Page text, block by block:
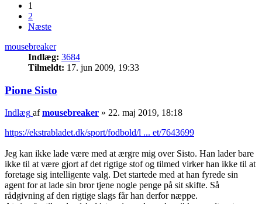
1
2
Næste
mousebreaker
Indlæg: 3684
Tilmeldt: 17. jun 2009, 19:33
Pione Sisto
Indlæg afmousebreaker » 22. maj 2019, 18:18
https://ekstrabladet.dk/sport/fodbold/l ... et/7643699
Jeg kan ikke lade være med at ærgre mig over Sisto. Han lader bare
ikke til at være gjort af det rigtige stof og tilmed virker han ikke til at
foretage sig intelligente valg. Det startede med at han fyrede sin
agent for at lade sin bror tjene nogle penge på sit skifte. Så
rådgivning af den rigtige slags får han derfor næppe.